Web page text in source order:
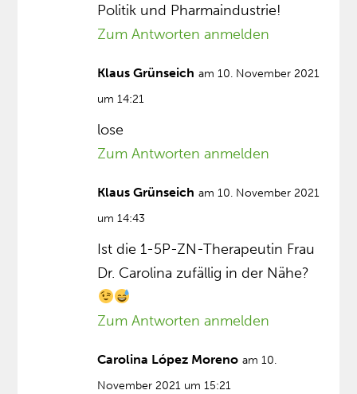
Politik und Pharmaindustrie!
Zum Antworten anmelden
Klaus Grünseich am 10. November 2021
um 14:21
lose
Zum Antworten anmelden
Klaus Grünseich am 10. November 2021
um 14:43
Ist die 1-5P-ZN-Therapeutin Frau
Dr. Carolina zufällig in der Nähe?
Zum Antworten anmelden
Carolina López Moreno am 10.
November 2021 um 15:21